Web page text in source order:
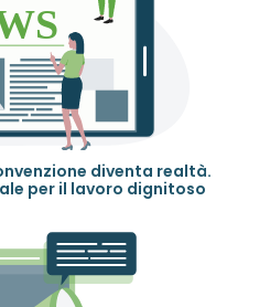
diventa realtà.
per il lavoro dignitoso